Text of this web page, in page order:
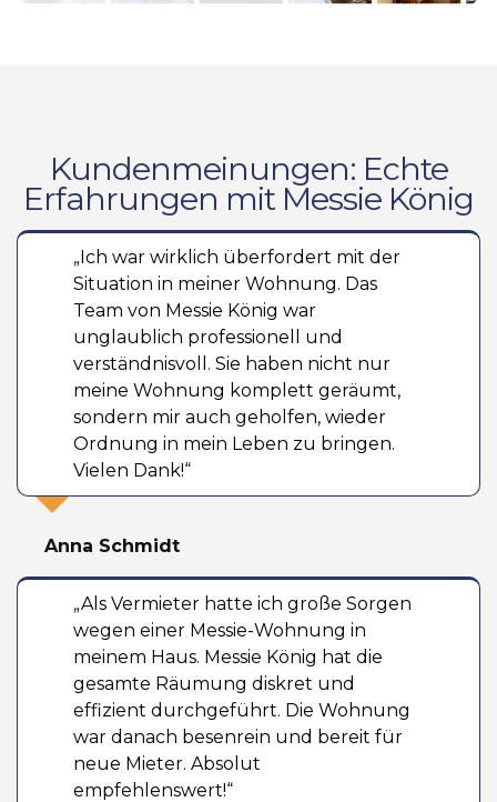
Kundenmeinungen: Echte
Erfahrungen mit Messie König
„Ich war wirklich überfordert mit der
Situation in meiner Wohnung. Das
Team von Messie König war
unglaublich professionell und
verständnisvoll. Sie haben nicht nur
meine Wohnung komplett geräumt,
sondern mir auch geholfen, wieder
Ordnung in mein Leben zu bringen.
Vielen Dank!“
Anna Schmidt
„Als Vermieter hatte ich große Sorgen
wegen einer Messie-Wohnung in
meinem Haus. Messie König hat die
gesamte Räumung diskret und
effizient durchgeführt. Die Wohnung
war danach besenrein und bereit für
neue Mieter. Absolut
empfehlenswert!“